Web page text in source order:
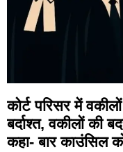
कोर्ट परिसर में
बर्दाश्त, वकीलों की
कहा- बार काउंसिल